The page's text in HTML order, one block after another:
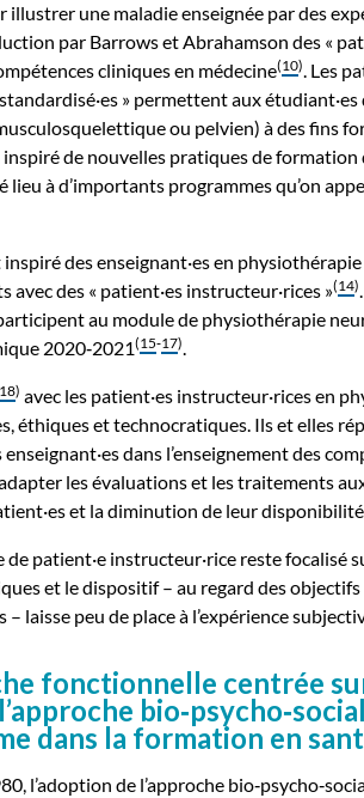
illustrer une maladie enseignée par des
par Barrows et Abrahamson des «
cliniques en médecine(10). Les
» permettent aux
ou pelvien) à des fins
de nouvelles pratiques de formation
lieu à d’importants programmes qu’on
des enseignant·es en
avec des « patient·es instructeur·rices »(14)
au module de physiothérapie
2020‑2021(15‑17).
18) avec les patient·es instructeur·rices en
éthiques et technocratiques. Ils et elles
dans l’enseignement des
les évaluations et les traitements
et la diminution de leur
patient·e instructeur·rice reste focalisé
et le dispositif – au regard des
laisse peu de place à l’expérience
fonctionnelle centrée
dans la formation en
l’adoption de l’approche